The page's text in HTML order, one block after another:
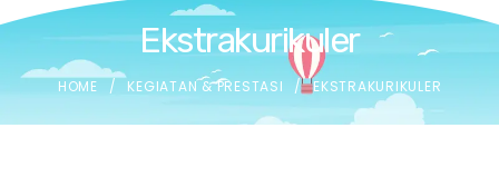
Ekstrakurikuler
HOME KEGIATAN & PRESTASI EKSTRAKURIKULER